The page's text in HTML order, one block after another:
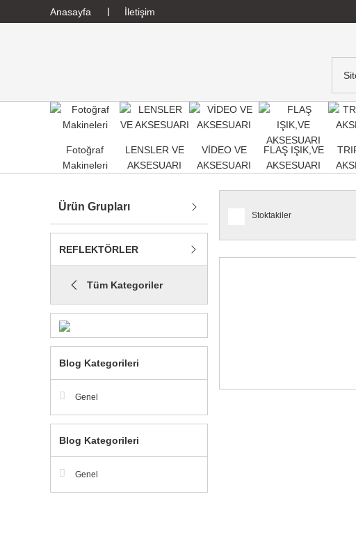
Anasayfa İletişim
Fotoğraf
Makineleri
LENSLER VE
AKSESUARI
VİDEO VE
AKSESUARI
FLAŞ IŞIK,VE
AKSESUARI
Ürün Grupları
REFLEKTÖRLER
Tüm Kategoriler
Blog Kategorileri
Genel
Blog Kategorileri
Genel
Stoktakiler